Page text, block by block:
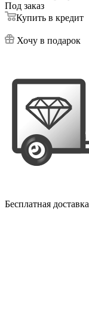
Под заказ
Купить в кредит
Хочу в подарок
Бесплатная доставка